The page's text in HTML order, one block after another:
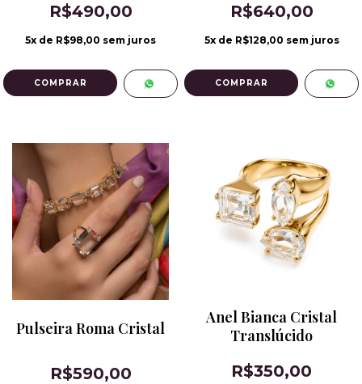
R$490,00
5x de R$98,00 sem juros
R$640,00
5x de R$128,00 sem juros
Pulseira Roma Cristal
R$590,00
Anel Bianca Cristal
Translúcido
R$350,00